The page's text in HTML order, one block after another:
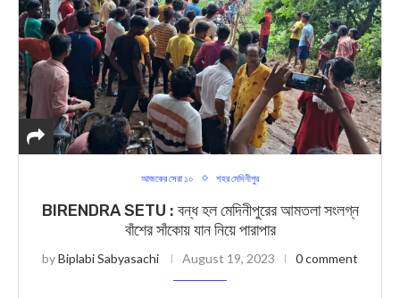
আজকের সেরা ১০ শহর মেদিনীপুর
BIRENDRA SETU : বন্ধ হল মেদিনীপুরের আমতলা সংলগ্ন
বাঁশের সাঁকোয় যান নিয়ে পারাপার
byBiplabi Sabyasachi August 19, 2023 0 comment